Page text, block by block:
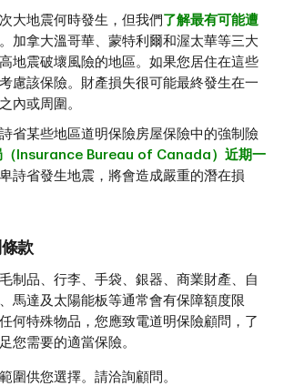
大地震何時發生，但我們 了解最有可能遭
。加拿大溫哥華、蒙特利爾和渥太華等三大
地震破壞風險的地區。如果您居住在這些
慮該保險。財產損失很可能最終發生在一
內或周圍。
省某些地區道明保險房屋保險中的強制險
（Insurance Bureau of Canada）近期一
詩省發生地震，將會造成嚴重的潛在損
款
制品、行李、手袋、銀器、商業財產、自
馬達及太陽能板等通常會有保障額度限
何特殊物品，您應致電道明保險顧問，了
您需要的適當保險。
圍供您選擇。請洽詢顧問。